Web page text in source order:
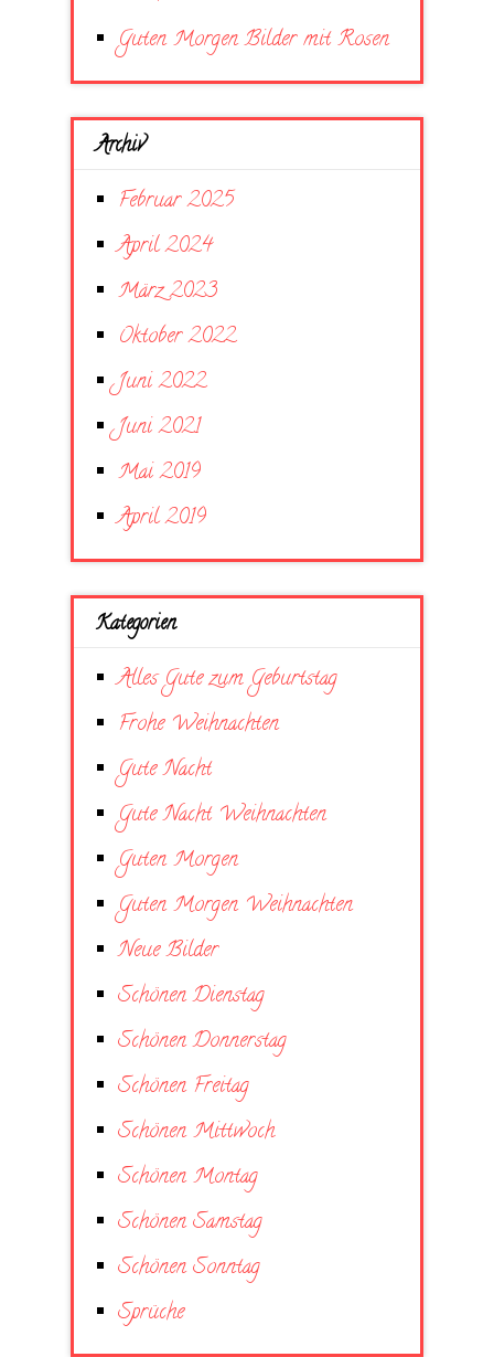
Guten Morgen Bilder mit Rosen
Archiv
Februar 2025
April 2024
März 2023
Oktober 2022
Juni 2022
Juni 2021
Mai 2019
April 2019
Kategorien
Alles Gute zum Geburtstag
Frohe Weihnachten
Gute Nacht
Gute Nacht Weihnachten
Guten Morgen
Guten Morgen Weihnachten
Neue Bilder
Schönen Dienstag
Schönen Donnerstag
Schönen Freitag
Schönen Mittwoch
Schönen Montag
Schönen Samstag
Schönen Sonntag
Sprüche